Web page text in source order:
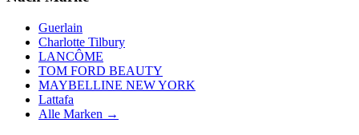
Guerlain
Charlotte Tilbury
LANCÔME
TOM FORD BEAUTY
MAYBELLINE NEW YORK
Lattafa
Alle Marken →